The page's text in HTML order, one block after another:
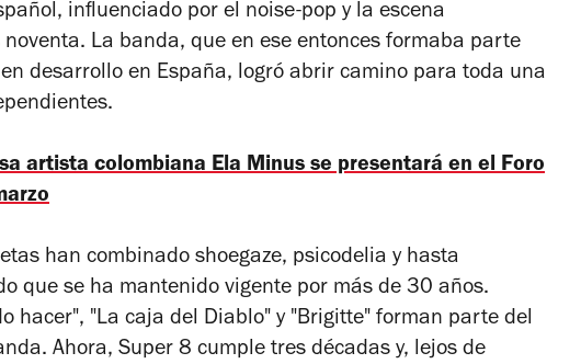
influenciado por el noise-pop y la escena
La banda, que en ese entonces formaba parte
desarrollo en España, logró abrir camino para toda una
artista colombiana Ela Minus se presentará en el Foro
han combinado shoegaze, psicodelia y hasta
que se ha mantenido vigente por más de 30 años.
hacer", "La caja del Diablo" y "Brigitte" forman parte del
Ahora, Super 8 cumple tres décadas y, lejos de